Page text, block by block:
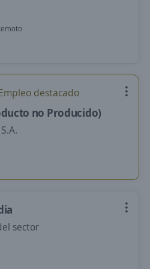
destacado
no Producido)
sector